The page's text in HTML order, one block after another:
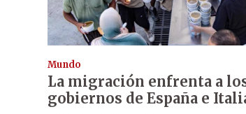
Mundo
La migración enfrenta a
gobiernos de España e